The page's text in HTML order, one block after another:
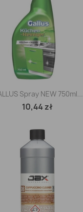
Spray NEW 750ml...
10,44 zł